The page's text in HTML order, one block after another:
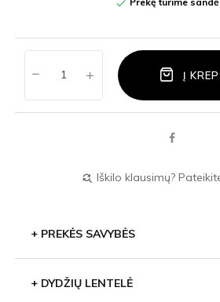

Į
find_replace Iškilo klausimų?
+ PREKĖS SAVYBĖS
+ DYDŽIŲ LENTELĖ